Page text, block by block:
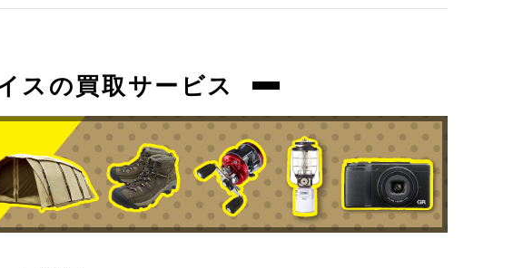
スの買取サービス